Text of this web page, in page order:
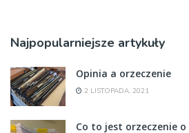
Najpopularniejsze artykuły
Opinia a orzeczenie
2 LISTOPADA, 2021
Co to jest orzeczenie o